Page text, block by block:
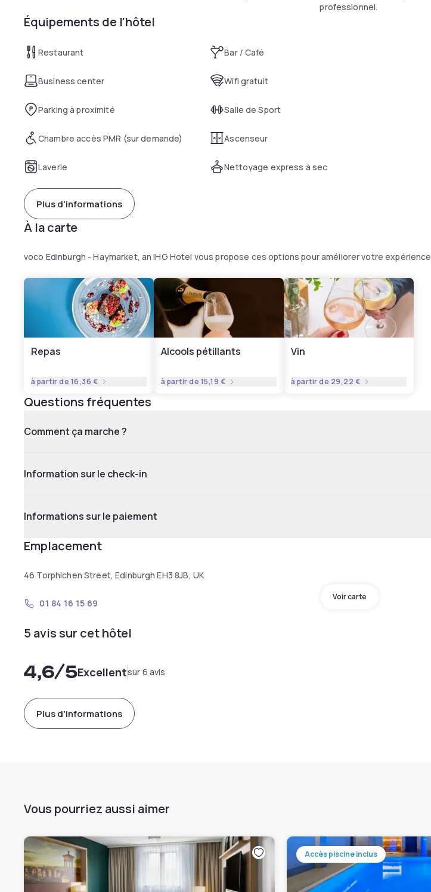
professionnel.
Équipements de l'hôtel
Restaurant Bar / Café
Business center Wifi gratuit
Parking à proximité Salle de Sport
Chambre accès PMR (sur demande) Ascenseur
Laverie Nettoyage express à sec
Plus d'informations
À la carte
voco Edinburgh - Haymarket, an IHG Hotel vous propose ces options pour améliorer votre expérience
Repas
à partir de 16,36 €
Alcools pétillants
à partir de 15,19 €
Vin
à partir de 29,22 €
Questions fréquentes
Comment ça marche ?
Information sur le check-in
Informations sur le paiement
Emplacement
46 Torphichen Street, Edinburgh EH3 8JB, UK
Voir carte
01 84 16 15 69
5 avis sur cet hôtel
4,6/5Excellentsur 6 avis
Plus d'informations
Vous pourriez aussi aimer
Accès piscine inclus